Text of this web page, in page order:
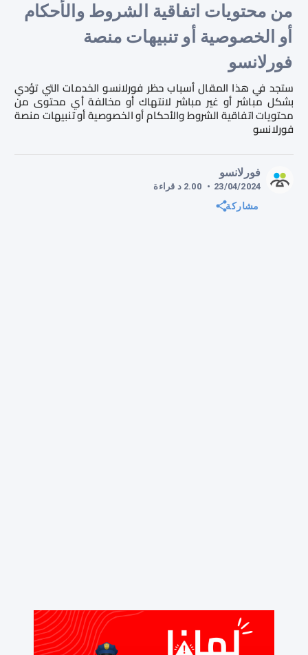
من محتويات اتفاقية الشروط والأحكام
أو الخصوصية أو تنبيهات منصة
فورلانسو
ستجد في هذا المقال أسباب حظر فورلانسو الخدمات التي تؤدي
بشكل مباشر أو غير مباشر لانتهاك أو مخالفة أي محتوى من
محتويات اتفاقية الشروط والأحكام أو الخصوصية أو تنبيهات منصة
فورلانسو
فورلانسو
23/04/2024
•
2.00 د قراءة
مشاركة